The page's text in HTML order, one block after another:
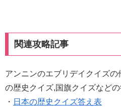
関連攻略記事
アンニンのエブリデイクイズ
の歴史クイズ,国旗クイズなど
・ 日本の歴史クイズ答え表